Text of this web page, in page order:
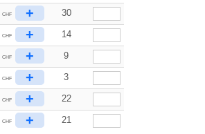
CHF + 30
CHF + 14
CHF + 9
CHF + 3
CHF + 22
CHF + 21